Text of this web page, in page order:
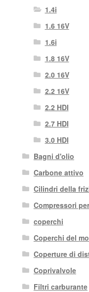
1.4i
1.6 16V
1.6i
1.8 16V
2.0 16V
2.2 16V
2.2 HDI
2.7 HDI
3.0 HDI
Bagni d'olio
Carbone attivo
Cilindri della
Compressori
coperchi
Coperchi del
Coperture di
Coprivalvole
Filtri carburante